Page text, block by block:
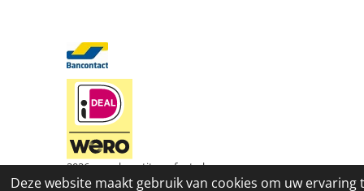
Deze website maakt gebruik van cookies om uw
2026 www.le-petite-enfant.nl